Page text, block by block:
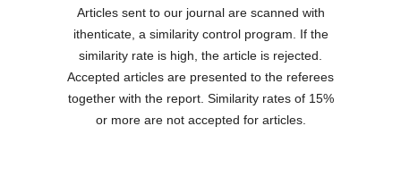
Articles sent to our journal are scanned with
ithenticate, a similarity control program. If the
similarity rate is high, the article is rejected.
Accepted articles are presented to the referees
together with the report. Similarity rates of 15%
or more are not accepted for articles.